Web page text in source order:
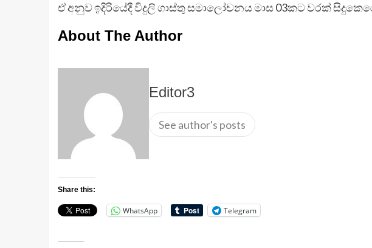
ඒ අනුව ඉදිරියේදී විදුලි ගාස්තු සමාලෝචනය මාස 03කට වරක්
About The Author
Editor3
See author's posts
Share this:
WhatsApp Telegram